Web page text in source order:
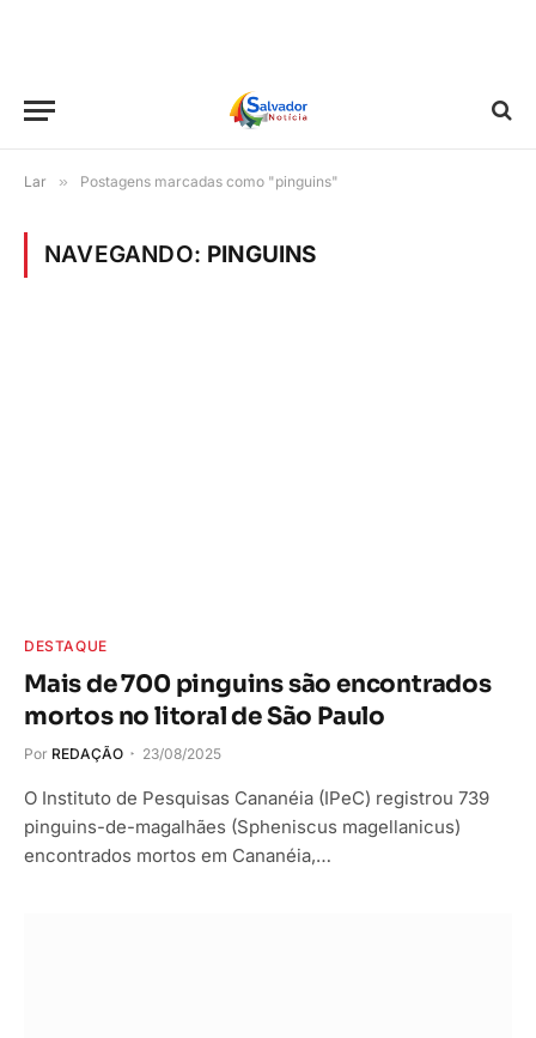
Lar » Postagens marcadas como "pinguins"
NAVEGANDO: PINGUINS
DESTAQUE
Mais de 700 pinguins são encontrados
mortos no litoral de São Paulo
Por REDAÇÃO 23/08/2025
O Instituto de Pesquisas Cananéia (IPeC) registrou 739
pinguins-de-magalhães (Spheniscus magellanicus)
encontrados mortos em Cananéia,…